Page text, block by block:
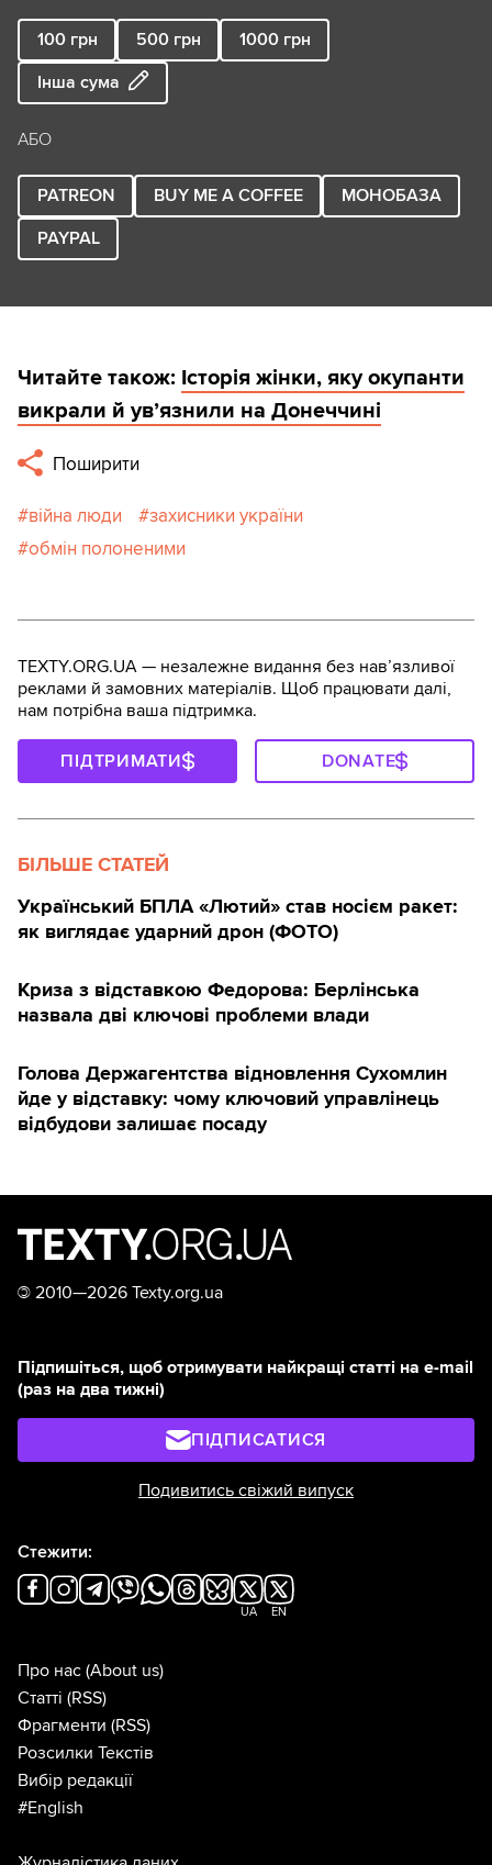
100 грн 500 грн 1000 грн
Інша сума
АБО
PATREON BUY ME A COFFEE
МОНОБАЗА
PAYPAL
Читайте також: Історія жінки, яку окупанти
викрали й ув’язнили на Донеччині
Поширити
війна люди
захисники україни
обмін полоненими
TEXTY.ORG.UA — незалежне видання без навʼязливої
реклами й замовних матеріалів. Щоб працювати далі,
нам потрібна ваша підтримка.
ПІДТРИМАТИ DONATE
БІЛЬШЕ СТАТЕЙ
Український БПЛА «Лютий» став носієм ракет:
як виглядає ударний дрон (ФОТО)
Криза з відставкою Федорова: Берлінська
назвала дві ключові проблеми влади
Голова Держагентства відновлення Сухомлин
йде у відставку: чому ключовий управлінець
відбудови залишає посаду
© 2010—2026 Texty.org.ua
Підпишіться, щоб отримувати найкращі статті на e-mail
(раз на два тижні)
ПІДПИСАТИСЯ
Подивитись свіжий випуск
Стежити:
UA EN
Про нас (About us)
Статті (RSS)
Фрагменти (RSS)
Розсилки Текстів
Вибір редакції
#English